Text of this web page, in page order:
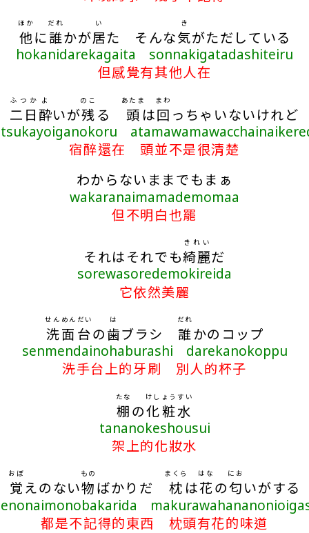
他
ほか
に誰
だれ
かが居
い
た そんな気
き
がただしている
hokanidarekagaita sonnakigatadashiteiru
但感覺有其他人在
二日
ふつか
酔
よ
いが残
のこ
る 頭
あたま
は回
まわ
っちゃいないけれど
宿醉還在 頭並不是很清楚
わからないままでもまぁ
wakaranaimamademomaa
但不明白也罷
それはそれでも綺麗
きれい
だ
sorewasoredemokireida
它依然美麗
洗面台
せんめんだい
の歯
は
ブラシ 誰
だれ
かのコップ
senmendainohaburashi darekanokoppu
洗手台上的牙刷 別人的杯子
棚
たな
の化粧水
けしょうすい
tananokeshousui
架上的化妝水
覚
おぼ
えのない物
もの
ばかりだ 枕
まくら
は花
はな
の匂
にお
いがする
都是不記得的東西 枕頭有花的味道